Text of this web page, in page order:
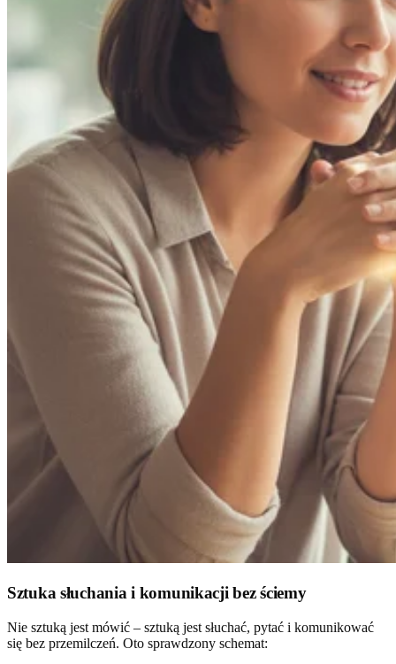
Sztuka słuchania i komunikacji bez ściemy
Nie sztuką jest mówić – sztuką jest słuchać, pytać i komunikować
się bez przemilczeń. Oto sprawdzony schemat: